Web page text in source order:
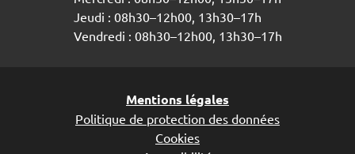
Jeudi : 08h30–12h00, 13h30–17h
Vendredi : 08h30–12h00, 13h30–17h
Mentions légales
Politique de protection des données
Cookies